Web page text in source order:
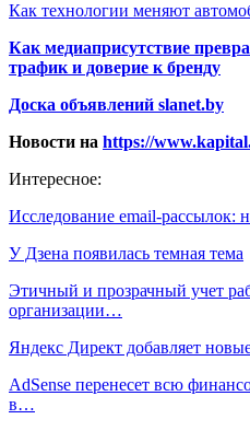
Как технологии меняют
Как медиаприсутствие
трафик и доверие к бренду
Доска объявлений slanet.by
Новости на https://
Интересное:
Исследование email-рассылок:
У Дзена появилась темная тема
Этичный и прозрачный учет
организации…
Яндекс Директ добавляет
AdSense перенесет всю
в…